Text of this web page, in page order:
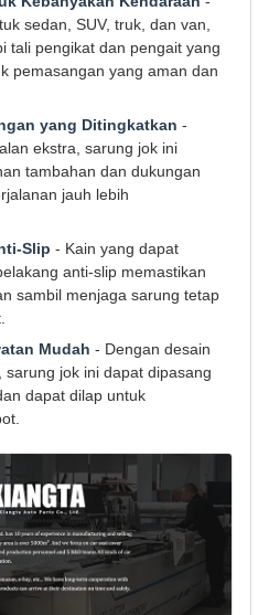
sedan, SUV, truk, dan van,
tali pengikat dan pengait yang
pemasangan yang aman dan
yang Ditingkatkan -
ekstra, sarung jok ini
tambahan dan dukungan
jauh lebih
Slip - Kain yang dapat
anti-slip memastikan
sambil menjaga sarung tetap
Mudah - Dengan desain
jok ini dapat dipasang
dapat dilap untuk